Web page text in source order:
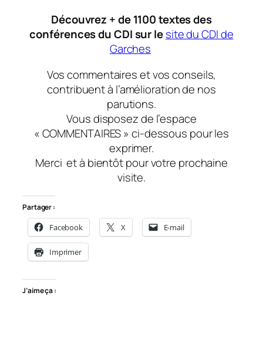
Découvrez + de 1100 textes des
conférences du CDI sur lesite du CDI de
Garches
Vos commentaires et vos conseils,
contribuent à l’amélioration de nos
parutions.
Vous disposez de l’espace
« COMMENTAIRES » ci-dessous pour les
exprimer.
Merci et à bientôtpour votre prochaine
visite.
Partager :
Facebook X E-mail
Imprimer
J’aime ça :